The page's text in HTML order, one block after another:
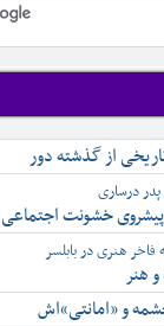
از گذشته دور
درساری
خشونت اجتماعی
فاخر هنری در بابلسر
هنر
و «امانتی»اش